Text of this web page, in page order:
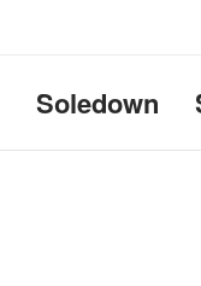
Soledown